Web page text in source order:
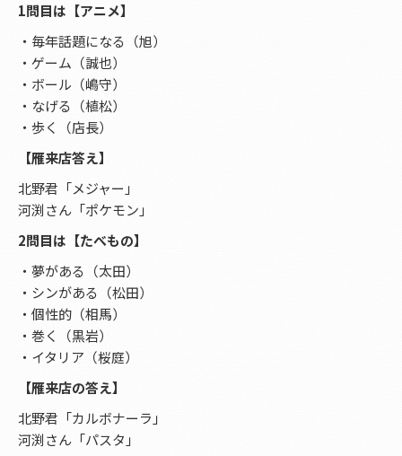
1問目は【アニメ】
・毎年話題になる（旭）
・ゲーム（誠也）
・ボール（嶋守）
・なげる（植松）
・歩く（店長）
【雁来店答え】
北野君「メジャー」
河渕さん「ポケモン」
2問目は【たべもの】
・夢がある（太田）
・シンがある（松田）
・個性的（相馬）
・巻く（黒岩）
・イタリア（桜庭）
【雁来店の答え】
北野君「カルボナーラ」
河渕さん「パスタ」